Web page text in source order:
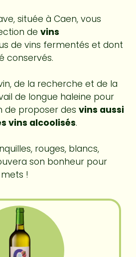
située à Caen, vous
de vins
de vins fermentés et dont
conservés.
de la recherche et de la
de longue haleine pour
de proposer des vins aussi
vins alcoolisés.
rouges, blancs,
son bonheur pour
!